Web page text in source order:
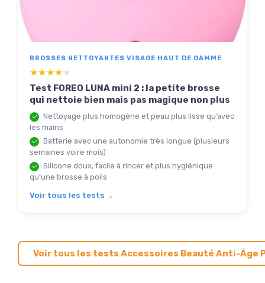
BROSSES NETTOYANTES VISAGE HAUT DE GAMME
★★★★★
★★★★★
Test FOREO LUNA mini 2 : la petite brosse
qui nettoie bien mais pas magique non plus
Nettoyage plus homogène et peau plus lisse qu’avec
les mains
Batterie avec une autonomie très longue (plusieurs
semaines voire mois)
Silicone doux, facile à rincer et plus hygiénique
qu’une brosse à poils
Voir tous les tests →
Voir tous les tests Accessoires Beauté Anti-Âge